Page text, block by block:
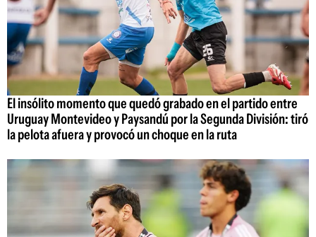
El insólito momento que quedó grabado en el partido entre
Uruguay Montevideo y Paysandú por la Segunda División: tiró
la pelota afuera y provocó un choque en la ruta